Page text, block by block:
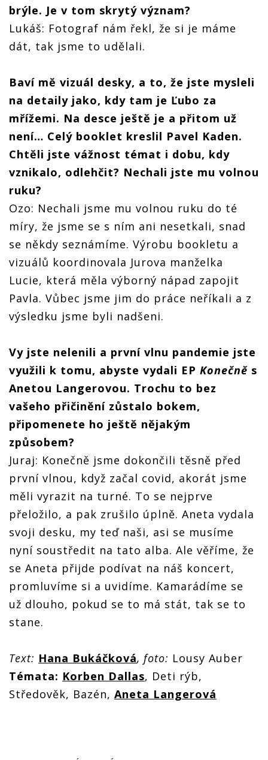
brýle. Je v tom skrytý význam?
Lukáš: Fotograf nám řekl, že si je máme
dát, tak jsme to udělali.
Baví mě vizuál desky, a to, že jste mysleli
na detaily jako, kdy tam je Ľubo za
mřížemi. Na desce ještě je a přitom už
není… Celý booklet kreslil Pavel Kaden.
Chtěli jste vážnost témat i dobu, kdy
vznikalo, odlehčit? Nechali jste mu volnou
ruku?
Ozo: Nechali jsme mu volnou ruku do té
míry, že jsme se s ním ani nesetkali, snad
se někdy seznámíme. Výrobu bookletu a
vizuálů koordinovala Jurova manželka
Lucie, která měla výborný nápad zapojit
Pavla. Vůbec jsme jim do práce neříkali a z
výsledku jsme byli nadšeni.
Vy jste nelenili a první vlnu pandemie jste
využili k tomu, abyste vydali EP Konečně s
Anetou Langerovou. Trochu to bez
vašeho přičinění zůstalo bokem,
připomenete ho ještě nějakým
způsobem?
Juraj: Konečně jsme dokončili těsně před
první vlnou, když začal covid, akorát jsme
měli vyrazit na turné. To se nejprve
přeložilo, a pak zrušilo úplně. Aneta vydala
svoji desku, my teď naši, asi se musíme
nyní soustředit na tato alba. Ale věříme, že
se Aneta přijde podívat na náš koncert,
promluvíme si a uvidíme. Kamarádíme se
už dlouho, pokud se to má stát, tak se to
stane.
Text: Hana Bukáčková, foto: Lousy Auber
Témata: Korben Dallas, Deti rýb,
Středověk, Bazén, Aneta Langerová